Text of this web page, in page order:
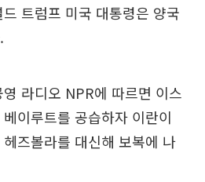
트럼프 미국 대통령은 양국
라디오 NPR에 따르면 이스
이루트를 공습하자 이란이
즈볼라를 대신해 보복에 나